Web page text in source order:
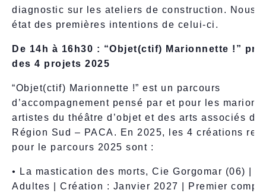
diagnostic sur les ateliers de construction. Nous
état des premières intentions de celui-ci.
De 14h à 16h30 : “Objet(ctif) Marionnette !”
des 4 projets 2025
“Objet(ctif) Marionnette !” est un parcours
d’accompagnement pensé par et pour les
artistes du théâtre d’objet et des arts associés de
Région Sud – PACA. En 2025, les 4 créations
pour le parcours 2025 sont :
•
La mastication des morts, Cie Gorgomar (06) |
Adultes | Création : Janvier 2027 | Premier